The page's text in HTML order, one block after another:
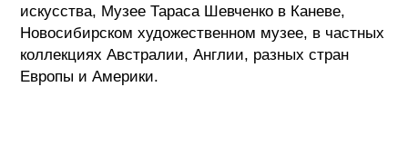
искусства, Музее Тараса Шевченко в Каневе,
Новосибирском художественном музее, в частных
коллекциях Австралии, Англии, разных стран
Европы и Америки.